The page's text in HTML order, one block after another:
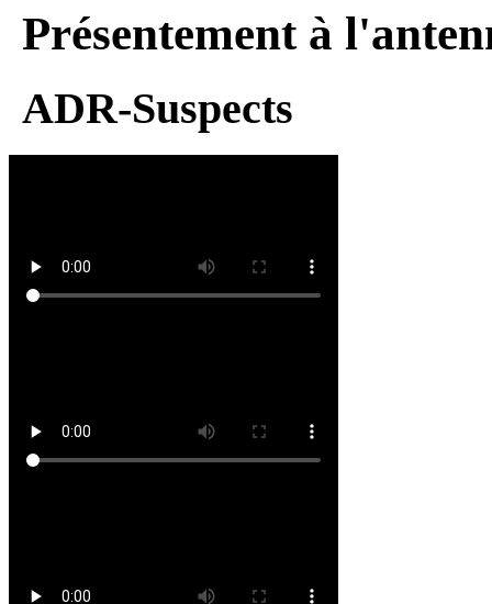
Présentement à
ADR-Suspects